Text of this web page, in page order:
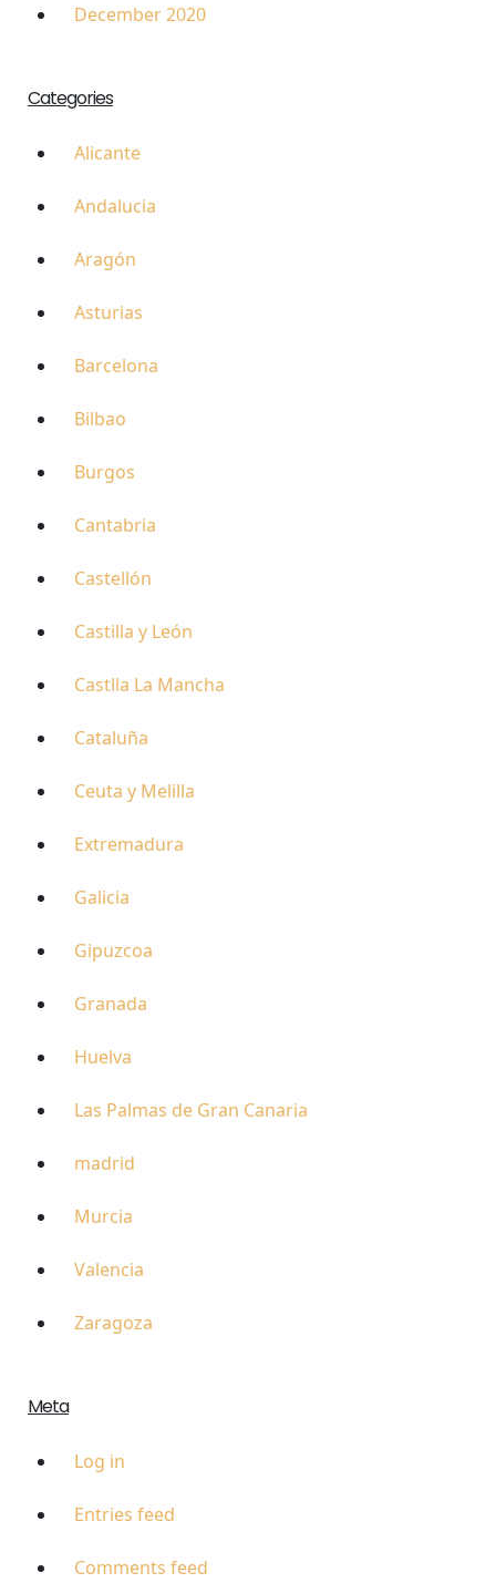
December 2020
Categories
Alicante
Andalucia
Aragón
Asturias
Barcelona
Bilbao
Burgos
Cantabria
Castellón
Castilla y León
Castlla La Mancha
Cataluña
Ceuta y Melilla
Extremadura
Galicia
Gipuzcoa
Granada
Huelva
Las Palmas de Gran Canaria
madrid
Murcia
Valencia
Zaragoza
Meta
Log in
Entries feed
Comments feed